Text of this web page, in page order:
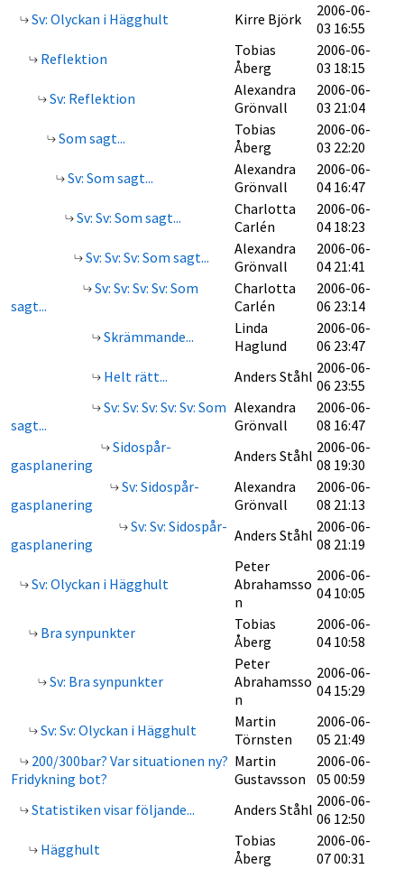
Sv: Olyckan i Hägghult
Kirre Björk
2006-06-
03 16:55
Reflektion
Tobias
Åberg
2006-06-
03 18:15
Sv: Reflektion
Alexandra
Grönvall
2006-06-
03 21:04
Som sagt...
Tobias
Åberg
2006-06-
03 22:20
Sv: Som sagt...
Alexandra
Grönvall
2006-06-
04 16:47
Sv: Sv: Som sagt...
Charlotta
Carlén
2006-06-
04 18:23
Sv: Sv: Sv: Som sagt...
Alexandra
Grönvall
2006-06-
04 21:41
Sv: Sv: Sv: Sv: Som
sagt...
Charlotta
Carlén
2006-06-
06 23:14
Skrämmande...
Linda
Haglund
2006-06-
06 23:47
Helt rätt...
Anders Ståhl 2006-06-
06 23:55
Sv: Sv: Sv: Sv: Sv: Som
sagt...
Alexandra
Grönvall
2006-06-
08 16:47
Sidospår-
gasplanering
Anders Ståhl 2006-06-
08 19:30
Sv: Sidospår-
gasplanering
Alexandra
Grönvall
2006-06-
08 21:13
Sv: Sv: Sidospår-
gasplanering
Anders Ståhl 2006-06-
08 21:19
Sv: Olyckan i Hägghult
Peter
Abrahamsso
n
2006-06-
04 10:05
Bra synpunkter
Tobias
Åberg
2006-06-
04 10:58
Sv: Bra synpunkter
Peter
Abrahamsso
n
2006-06-
04 15:29
Sv: Sv: Olyckan i Hägghult
Martin
Törnsten
2006-06-
05 21:49
200/300bar? Var situationen ny?
Fridykning bot?
Martin
Gustavsson
2006-06-
05 00:59
Statistiken visar följande...
Anders Ståhl 2006-06-
06 12:50
Hägghult
Tobias
Åberg
2006-06-
07 00:31